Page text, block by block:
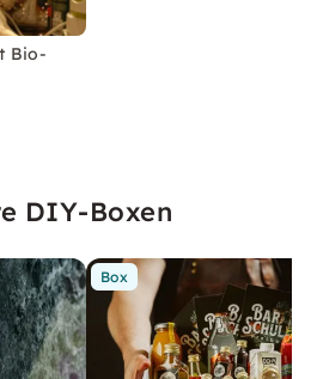
Bio-
DIY-Boxen
Box